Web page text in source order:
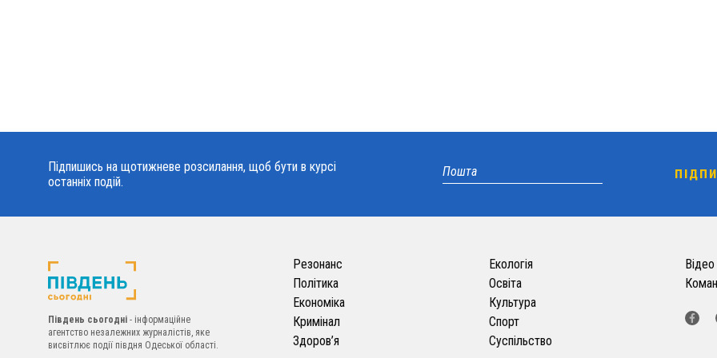
Підпишись на щотижневе розсилання, щоб бути в курсі
останніх подій.
Південь сьогодні - інформаційне
агентство незалежних журналістів, яке
висвітлює події півдня Одеської області.
Резонанс
Політика
Економіка
Кримінал
Здоров’я
Екологія
Освіта
Культура
Спорт
Суспільство
Відео